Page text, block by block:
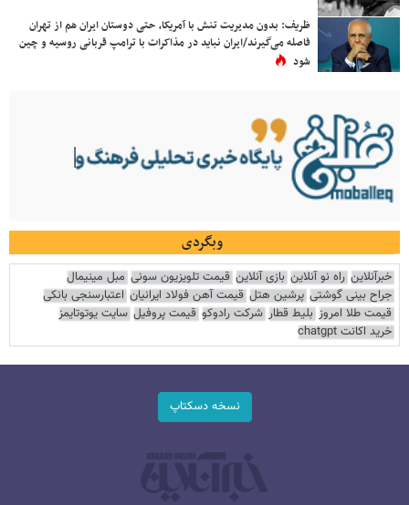
ظریف: بدون مدیریت تنش با آمریکا، حتی دوستان ایران هم از تهران
فاصله می‌گیرند/ایران نباید در مذاکرات با ترامپ قربانی روسیه و چین
شود
وبگردی
خبرآنلاین راه نو آنلاین بازی آنلاین قیمت تلویزیون سونی مبل مینیمال
جراح بینی گوشتی پرشین هتل قیمت آهن فولاد ایرانیان اعتبارسنجی بانکی
قیمت طلا امروز بلیط قطار شرکت رادوکو قیمت پروفیل سایت یوتوتایمز
خرید اکانت chatgpt
نسخه دسکتاپ